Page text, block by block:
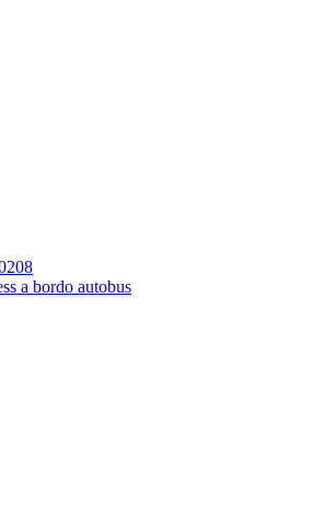
a bordo autobus